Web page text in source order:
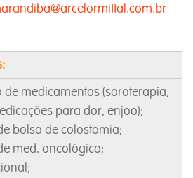
medicamentos (soroterapia,
para dor, enjoo);
bolsa de colostomia;
med. oncológica;